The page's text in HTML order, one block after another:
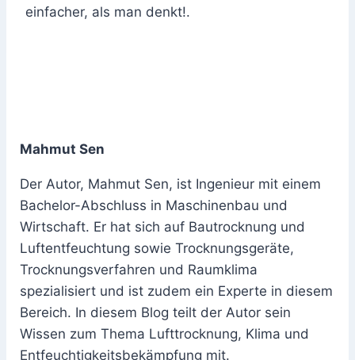
einfacher, als man denkt!.
Mahmut Sen
Der Autor, Mahmut Sen, ist Ingenieur mit einem
Bachelor-Abschluss in Maschinenbau und
Wirtschaft. Er hat sich auf Bautrocknung und
Luftentfeuchtung sowie Trocknungsgeräte,
Trocknungsverfahren und Raumklima
spezialisiert und ist zudem ein Experte in diesem
Bereich. In diesem Blog teilt der Autor sein
Wissen zum Thema Lufttrocknung, Klima und
Entfeuchtigkeitsbekämpfung mit.